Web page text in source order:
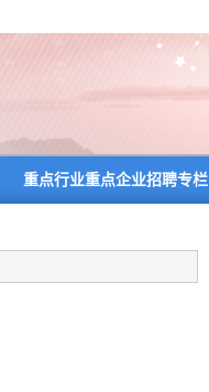
重点行业重点企业招聘专栏